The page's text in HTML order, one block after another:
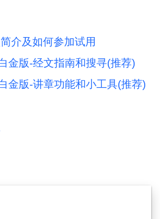
介及如何参加试用
金版-经文指南和搜寻(推荐)
金版-讲章功能和小工具(推荐)